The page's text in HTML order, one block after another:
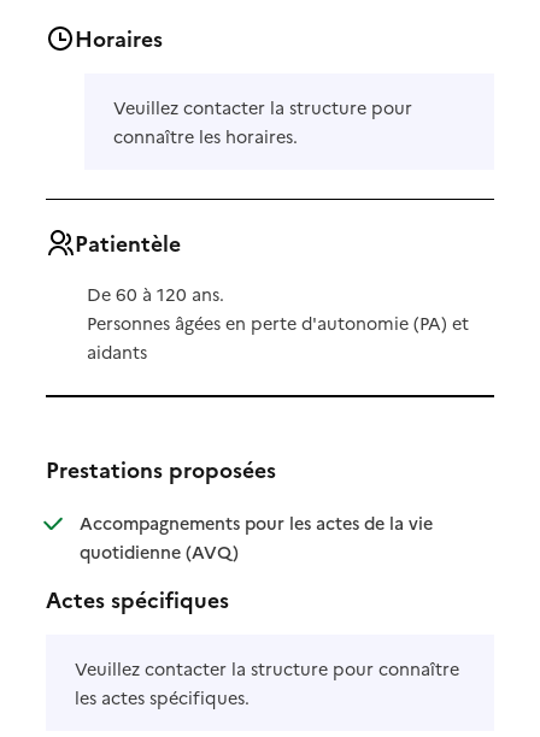
Horaires
Veuillez contacter la structure pour
connaître les horaires.
Patientèle
De 60 à 120 ans.
Personnes âgées en perte d'autonomie (PA) et
aidants
Prestations proposées
Accompagnements pour les actes de la vie
quotidienne (AVQ): disponible
: non disponible
Actes spécifiques
Veuillez contacter la structure pour connaître
les actes spécifiques.